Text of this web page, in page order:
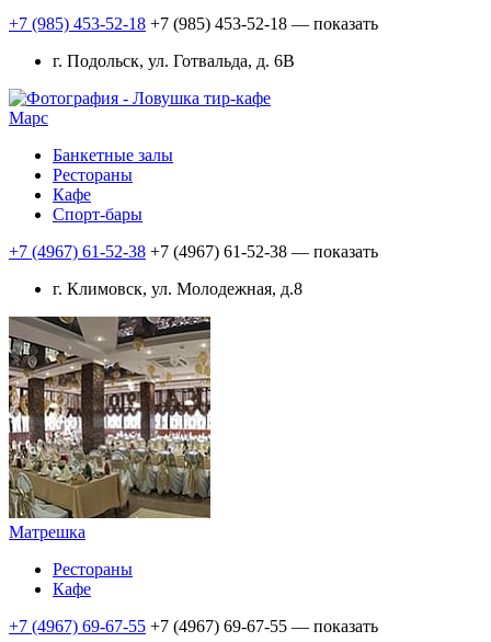
+7 (985) 453-52-18 +7 (985) 453-52-18 — показать
г. Подольск, ул. Готвальда, д. 6В
Марс
Банкетные залы
Рестораны
Кафе
Спорт-бары
+7 (4967) 61-52-38 +7 (4967) 61-52-38 — показать
г. Климовск, ул. Молодежная, д.8
Матрешка
Рестораны
Кафе
+7 (4967) 69-67-55 +7 (4967) 69-67-55 — показать